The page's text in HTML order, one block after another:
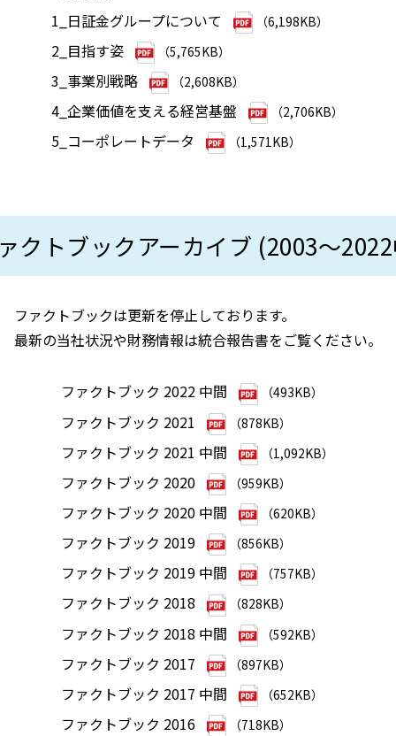
1_日証金グループについて
（6,198KB）
2_目指す姿 （5,765KB）
3_事業別戦略 （2,608KB）
4_企業価値を支える経営基盤 （2,706KB）
5_コーポレートデータ （1,571KB）
クトブックアーカイブ (2003～
ファクトブックは更新を停止しております。
最新の当社状況や財務情報は統合報告書をご覧ください。
ファクトブック 2022 中間 （493KB）
ファクトブック 2021 （878KB）
ファクトブック 2021 中間 （1,092KB）
ファクトブック 2020 （959KB）
ファクトブック 2020 中間 （620KB）
ファクトブック 2019 （856KB）
ファクトブック 2019 中間 （757KB）
ファクトブック 2018 （828KB）
ファクトブック 2018 中間 （592KB）
ファクトブック 2017 （897KB）
ファクトブック 2017 中間 （652KB）
ファクトブック 2016 （718KB）